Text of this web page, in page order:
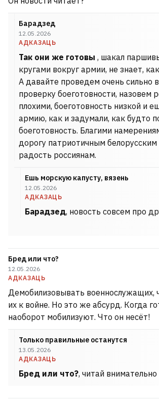
Барадзед
12.05.2026
АДКАЗАЦЬ
Так они же готовы , шакал
кругами вокруг армии, не знает,
А давайте проведем очень сильно
проверку боеготовности, назовем
плохими, боеготовность низкой и
армию, как и задумали, как будто
боеготовность. Благими
дорогу патриотичным
радость россиянам.
Ешь морскую капусту, вязень
12.05.2026
АДКАЗАЦЬ
Барадзед, новость совсем про
Бред или что?
12.05.2026
АДКАЗАЦЬ
Демобилизовывать военнослужащих,
их к войне. Но это же абсурд. Когда
наоборот мобилизуют. Что он несёт!
Только правильные останутся
13.05.2026
АДКАЗАЦЬ
Бред или что?, читай внимательно